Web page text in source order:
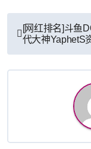
文
章
导
[网红排名]斗鱼
代大神YaphetS